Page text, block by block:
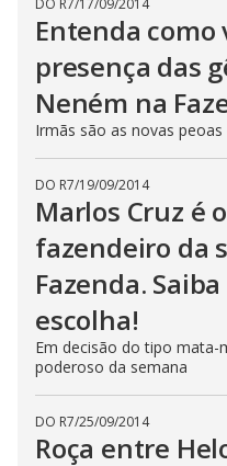
DO R7/17/09/2014
Entenda
presença das
Neném na
Irmãs são as novas
DO R7/19/09/2014
Marlos Cruz é
fazendeiro da
Fazenda.
escolha!
Em decisão do tipo
poderoso da semana
DO R7/25/09/2014
Roça entre